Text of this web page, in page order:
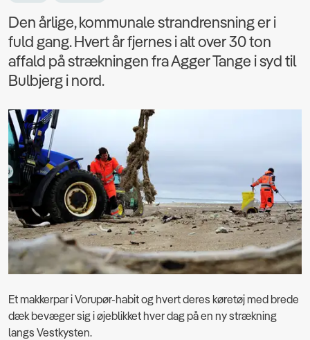
Den årlige, kommunale strandrensning er i
fuld gang. Hvert år fjernes i alt over 30 ton
affald på strækningen fra Agger Tange i syd til
Bulbjerg i nord.
Et makkerpar i Vorupør-habit og hvert deres køretøj med brede
dæk bevæger sig i øjeblikket hver dag på en ny strækning
langs Vestkysten.